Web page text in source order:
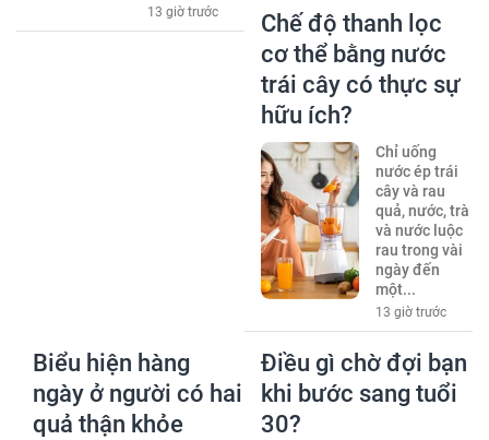
13 giờ trước
Chế độ thanh lọc
cơ thể bằng nước
trái cây có thực sự
hữu ích?
Chỉ uống
nước ép trái
cây và rau
quả, nước, trà
và nước luộc
rau trong vài
ngày đến
một...
13 giờ trước
Biểu hiện hàng
ngày ở người có hai
quả thận khỏe
Điều gì chờ đợi bạn
khi bước sang tuổi
30?